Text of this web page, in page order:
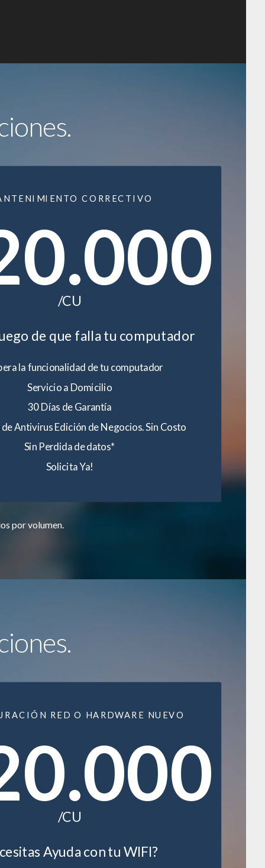
CORRECTIVO
/CU
de que falla tu computador
la funcionalidad de tu computador
Servicio a Domicilio
30 Días de Garantía
Antivirus Edición de Negocios. Sin Costo
Sin Perdida de datos*
Solicita Ya!
por volumen.
RED O HARDWARE NUEVO
/CU
Ayuda con tu WIFI?